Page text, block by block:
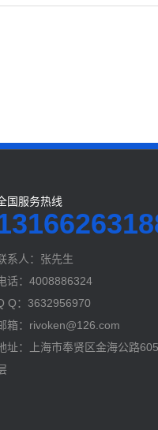
国服务热线
系人：张先生
话：4008886324
Q：3632956970
箱：rivoken@126.com
址：上海市奉贤区金海公路